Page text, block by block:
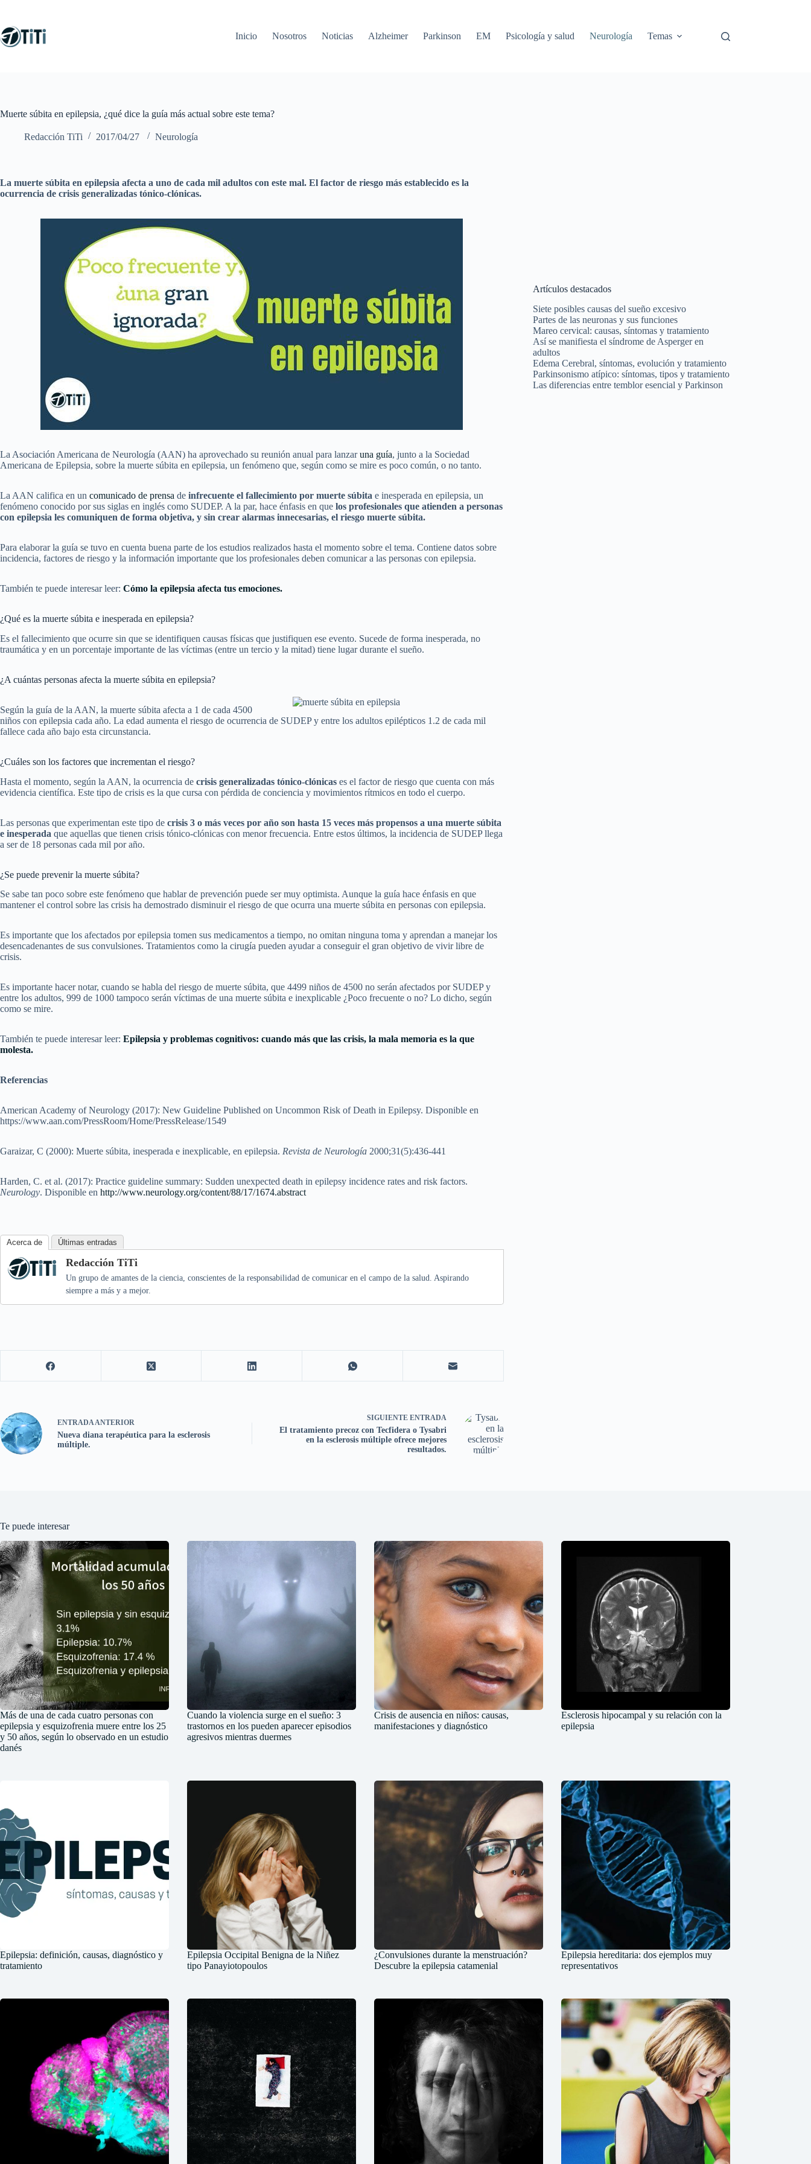
contenido
Inicio
Nosotros Noticias Alzheimer Parkinson EM Psicología y salud Neurología Temas
Muerte súbita en epilepsia, ¿qué dice la guía más actual sobre este tema?
Redacción TiTi 2017/04/27 Neurología
La muerte súbita en epilepsia afecta a uno de cada mil adultos con este mal. El factor de riesgo más establecido es la
ocurrencia de crisis generalizadas tónico-clónicas.
La Asociación Americana de Neurología (AAN) ha aprovechado su reunión anual para lanzaruna guía, junto a la Sociedad
Americana de Epilepsia, sobre la muerte súbita en epilepsia, un fenómeno que, según como se mire es poco común, o no tanto.
La AAN califica en un comunicado de prensa de infrecuente el fallecimiento por muerte súbita e inesperada en epilepsia, un
fenómeno conocido por sus siglas en inglés como SUDEP. A la par, hace énfasis en que los profesionales que atienden a personas
con epilepsia les comuniquen de forma objetiva, y sin crear alarmas innecesarias, el riesgo muerte súbita.
Para elaborar la guía se tuvo en cuenta buena parte de los estudios realizados hasta el momento sobre el tema. Contiene datos sobre
incidencia, factores de riesgo y la información importante que los profesionales deben comunicar a las personas con epilepsia.
También te puede interesar leer: Cómo la epilepsia afecta tus emociones.
¿Qué es la muerte súbita e inesperada en epilepsia?
Es el fallecimiento que ocurre sin que se identifiquen causas físicas que justifiquen ese evento. Sucede de forma inesperada, no
traumática y en un porcentaje importante de las víctimas (entre un tercio y la mitad) tiene lugar durante el sueño.
¿A cuántas personas afecta la muerte súbita en epilepsia?
Según la guía de la AAN, la muerte súbita afecta a 1 de cada 4500
niños con epilepsia cada año. La edad aumenta el riesgo de ocurrencia de SUDEP y entre los adultos epilépticos 1.2 de cada mil
fallece cada año bajo esta circunstancia.
¿Cuáles son los factores que incrementan el riesgo?
Hasta el momento, según la AAN, la ocurrencia de crisis generalizadas tónico-clónicas es el factor de riesgo que cuenta con más
evidencia científica. Este tipo de crisis es la que cursa con pérdida de conciencia y movimientos rítmicos en todo el cuerpo.
Las personas que experimentan este tipo de crisis 3 o más veces por año son hasta 15 veces más propensos a una muerte súbita
e inesperada que aquellas que tienen crisis tónico-clónicas con menor frecuencia. Entre estos últimos, la incidencia de SUDEP llega
a ser de 18 personas cada mil por año.
¿Se puede prevenir la muerte súbita?
Se sabe tan poco sobre este fenómeno que hablar de prevención puede ser muy optimista. Aunque la guía hace énfasis en que
mantener el control sobre las crisis ha demostrado disminuir el riesgo de que ocurra una muerte súbita en personas con epilepsia.
Es importante que los afectados por epilepsia tomen sus medicamentos a tiempo, no omitan ninguna toma y aprendan a manejar los
desencadenantes de sus convulsiones. Tratamientos como la cirugía pueden ayudar a conseguir el gran objetivo de vivir libre de
crisis.
Es importante hacer notar, cuando se habla del riesgo de muerte súbita, que 4499 niños de 4500 no serán afectados por SUDEP y
entre los adultos, 999 de 1000 tampoco serán víctimas de una muerte súbita e inexplicable ¿Poco frecuente o no? Lo dicho, según
como se mire.
También te puede interesar leer: Epilepsia y problemas cognitivos: cuando más que las crisis, la mala memoria es la que
molesta.
Referencias
American Academy of Neurology (2017): New Guideline Published on Uncommon Risk of Death in Epilepsy. Disponible en
https://www.aan.com/PressRoom/Home/PressRelease/1549
Garaizar, C (2000): Muerte súbita, inesperada e inexplicable, en epilepsia. Revista de Neurología 2000;31(5):436-441
Harden, C. et al. (2017): Practice guideline summary: Sudden unexpected death in epilepsy incidence rates and risk factors.
Neurology. Disponible en http://www.neurology.org/content/88/17/1674.abstract
Acerca de Últimas entradas
Redacción TiTi
Un grupo de amantes de la ciencia, conscientes de la responsabilidad de comunicar en el campo de la salud. Aspirando
siempre a más y a mejor.
ENTRADAANTERIOR
Nueva diana terapéutica para la esclerosis
múltiple.
SIGUIENTE ENTRADA
El tratamiento precoz con Tecfidera o Tysabri
en la esclerosis múltiple ofrece mejores
resultados.
Artículos destacados
Siete posibles causas del sueño excesivo
Partes de las neuronas y sus funciones
Mareo cervical: causas, síntomas y tratamiento
Así se manifiesta el síndrome de Asperger en
adultos
Edema Cerebral, síntomas, evolución y tratamiento
Parkinsonismo atípico: síntomas, tipos y tratamiento
Las diferencias entre temblor esencial y Parkinson
Te puede interesar
Más de una de cada cuatro personas con
epilepsia y esquizofrenia muere entre los 25
y 50 años, según lo observado en un estudio
danés
Cuando la violencia surge en el sueño: 3
trastornos en los pueden aparecer episodios
agresivos mientras duermes
Crisis de ausencia en niños: causas,
manifestaciones y diagnóstico
Esclerosis hipocampal y su relación con la
epilepsia
Epilepsia: definición, causas, diagnóstico y
tratamiento
Epilepsia Occipital Benigna de la Niñez
tipo Panayiotopoulos
¿Convulsiones durante la menstruación?
Descubre la epilepsia catamenial
Epilepsia hereditaria: dos ejemplos muy
representativos